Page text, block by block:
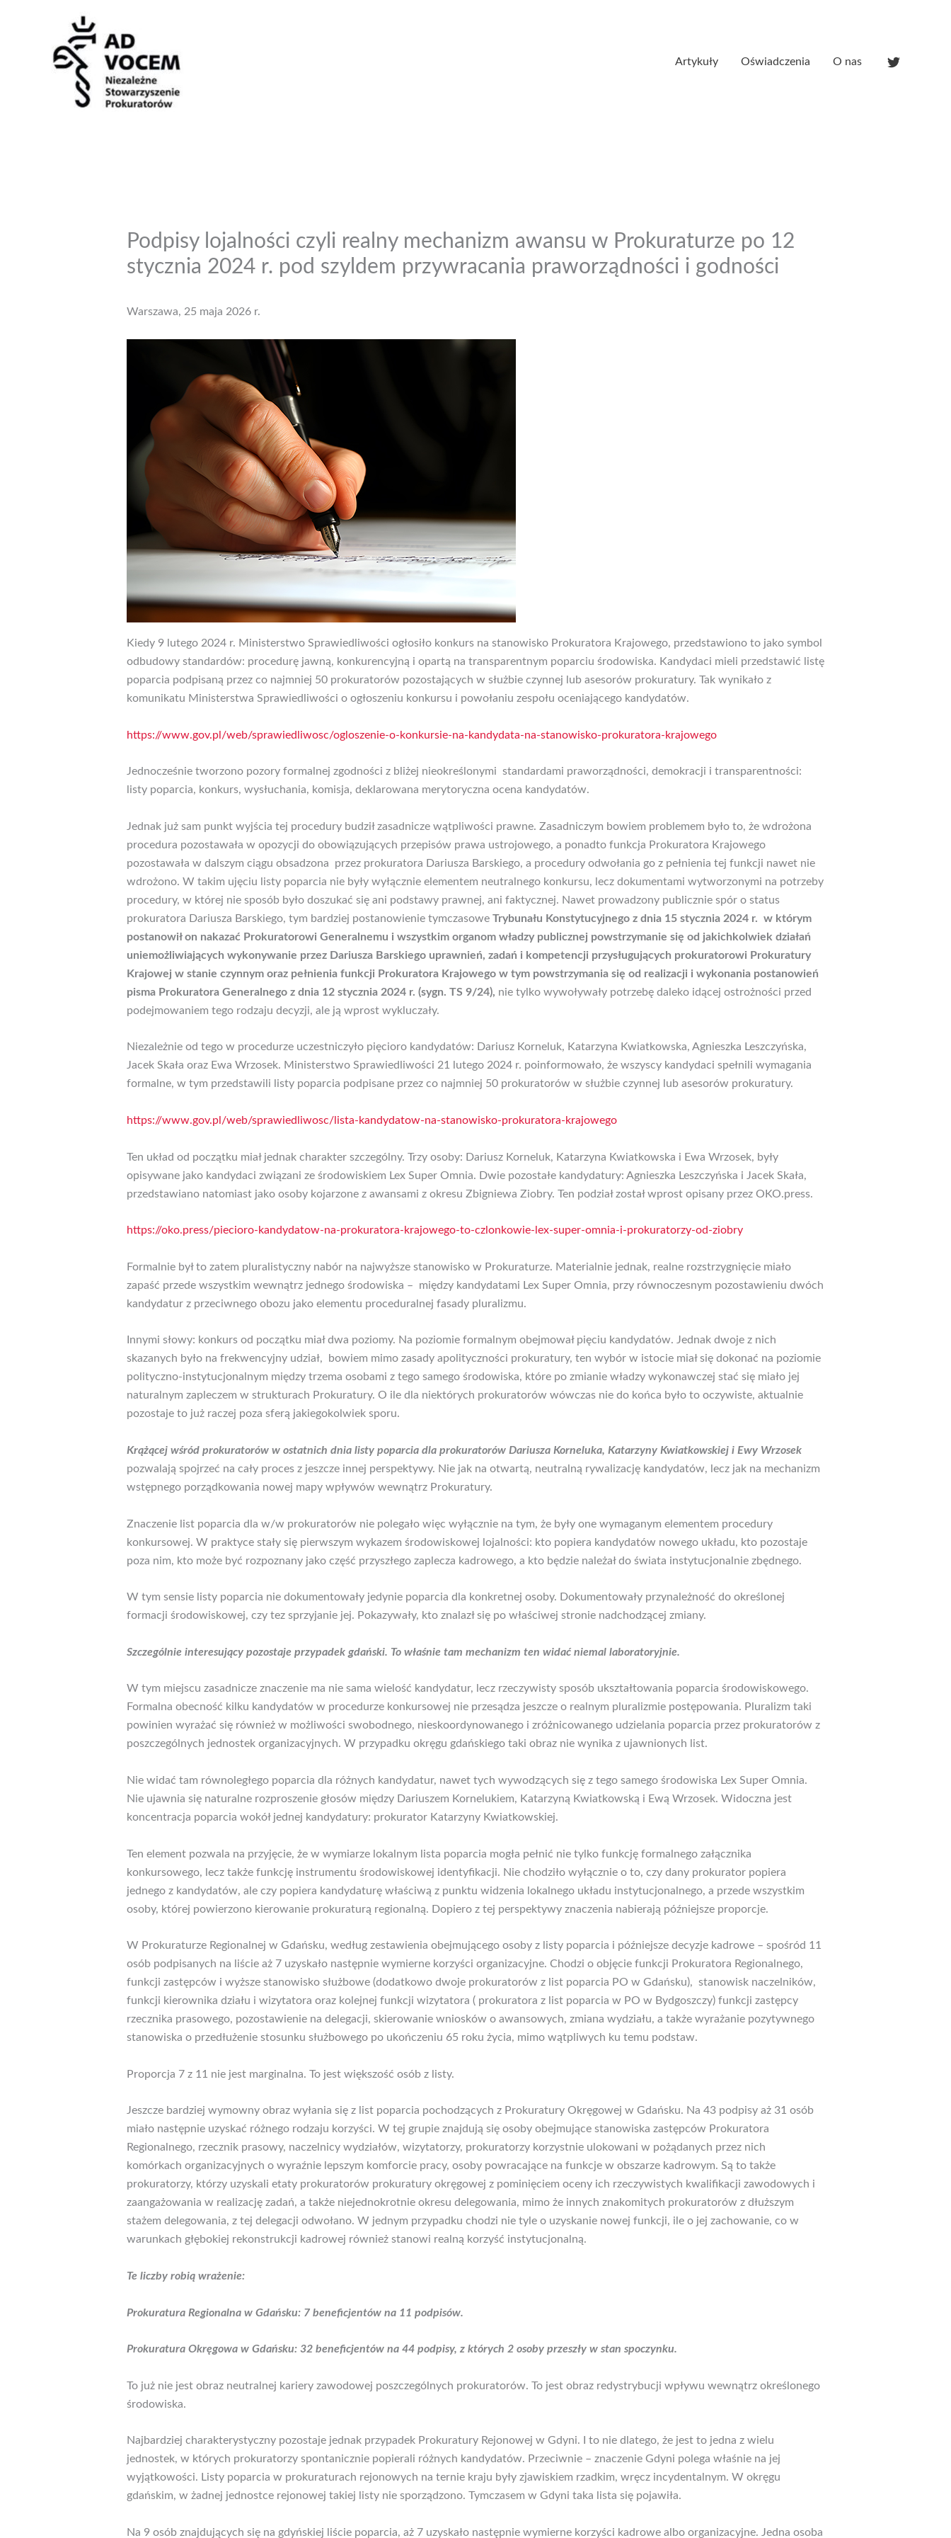
Artykuły
Oświadczenia O nas
Podpisy lojalności czyli realny mechanizm awansu w Prokuraturze po 12
stycznia 2024 r. pod szyldem przywracania praworządności i godności
Warszawa, 25 maja 2026 r.
Kiedy 9 lutego 2024 r. Ministerstwo Sprawiedliwości ogłosiło konkurs na stanowisko Prokuratora Krajowego, przedstawiono to jako symbol
odbudowy standardów: procedurę jawną, konkurencyjną i opartą na transparentnym poparciu środowiska. Kandydaci mieli przedstawić listę
poparcia podpisaną przez co najmniej 50 prokuratorów pozostających w służbie czynnej lub asesorów prokuratury. Tak wynikało z
komunikatu Ministerstwa Sprawiedliwości o ogłoszeniu konkursu i powołaniu zespołu oceniającego kandydatów.
https://www.gov.pl/web/sprawiedliwosc/ogloszenie-o-konkursie-na-kandydata-na-stanowisko-prokuratora-krajowego
Jednocześnie tworzono pozory formalnej zgodności z bliżej nieokreślonymi standardami praworządności, demokracji i transparentności:
listy poparcia, konkurs, wysłuchania, komisja, deklarowana merytoryczna ocena kandydatów.
Jednak już sam punkt wyjścia tej procedury budził zasadnicze wątpliwości prawne. Zasadniczym bowiem problemem było to, że wdrożona
procedura pozostawała w opozycji do obowiązujących przepisów prawa ustrojowego, a ponadto funkcja Prokuratora Krajowego
pozostawała w dalszym ciągu obsadzona przez prokuratora Dariusza Barskiego, a procedury odwołania go z pełnienia tej funkcji nawet nie
wdrożono. W takim ujęciu listy poparcia nie były wyłącznie elementem neutralnego konkursu, lecz dokumentami wytworzonymi na potrzeby
procedury, w której nie sposób było doszukać się ani podstawy prawnej, ani faktycznej. Nawet prowadzony publicznie spór o status
prokuratora Dariusza Barskiego, tym bardziej postanowienie tymczasowe Trybunału Konstytucyjnego z dnia 15 stycznia 2024 r. w którym
postanowił on nakazać Prokuratorowi Generalnemu i wszystkim organom władzy publicznej powstrzymanie się od jakichkolwiek działań
uniemożliwiających wykonywanie przez Dariusza Barskiego uprawnień, zadań i kompetencji przysługujących prokuratorowi Prokuratury
Krajowej w stanie czynnym oraz pełnienia funkcji Prokuratora Krajowego w tym powstrzymania się od realizacji i wykonania postanowień
pisma Prokuratora Generalnego z dnia 12 stycznia 2024 r. (sygn. TS 9/24), nie tylko wywoływały potrzebę daleko idącej ostrożności przed
podejmowaniem tego rodzaju decyzji, ale ją wprost wykluczały.
Niezależnie od tego w procedurze uczestniczyło pięcioro kandydatów: Dariusz Korneluk, Katarzyna Kwiatkowska, Agnieszka Leszczyńska,
Jacek Skała oraz Ewa Wrzosek. Ministerstwo Sprawiedliwości 21 lutego 2024 r. poinformowało, że wszyscy kandydaci spełnili wymagania
formalne, w tym przedstawili listy poparcia podpisane przez co najmniej 50 prokuratorów w służbie czynnej lub asesorów prokuratury.
https://www.gov.pl/web/sprawiedliwosc/lista-kandydatow-na-stanowisko-prokuratora-krajowego
Ten układ od początku miał jednak charakter szczególny. Trzy osoby: Dariusz Korneluk, Katarzyna Kwiatkowska i Ewa Wrzosek, były
opisywane jako kandydaci związani ze środowiskiem Lex Super Omnia. Dwie pozostałe kandydatury: Agnieszka Leszczyńska i Jacek Skała,
przedstawiano natomiast jako osoby kojarzone z awansami z okresu Zbigniewa Ziobry. Ten podział został wprost opisany przez OKO.press.
https://oko.press/piecioro-kandydatow-na-prokuratora-krajowego-to-czlonkowie-lex-super-omnia-i-prokuratorzy-od-ziobry
Formalnie był to zatem pluralistyczny nabór na najwyższe stanowisko w Prokuraturze. Materialnie jednak, realne rozstrzygnięcie miało
zapaść przede wszystkim wewnątrz jednego środowiska – między kandydatami Lex Super Omnia, przy równoczesnym pozostawieniu dwóch
kandydatur z przeciwnego obozu jako elementu proceduralnej fasady pluralizmu.
Innymi słowy: konkurs od początku miał dwa poziomy. Na poziomie formalnym obejmował pięciu kandydatów. Jednak dwoje z nich
skazanych było na frekwencyjny udział, bowiem mimo zasady apolityczności prokuratury, ten wybór w istocie miał się dokonać na poziomie
polityczno-instytucjonalnym między trzema osobami z tego samego środowiska, które po zmianie władzy wykonawczej stać się miało jej
naturalnym zapleczem w strukturach Prokuratury. O ile dla niektórych prokuratorów wówczas nie do końca było to oczywiste, aktualnie
pozostaje to już raczej poza sferą jakiegokolwiek sporu.
Krążącej wśród prokuratorów w ostatnich dnia listy poparcia dla prokuratorów Dariusza Korneluka, Katarzyny Kwiatkowskiej i Ewy Wrzosek
pozwalają spojrzeć na cały proces z jeszcze innej perspektywy. Nie jak na otwartą, neutralną rywalizację kandydatów, lecz jak na mechanizm
wstępnego porządkowania nowej mapy wpływów wewnątrz Prokuratury.
Znaczenie list poparcia dla w/w prokuratorów nie polegało więc wyłącznie na tym, że były one wymaganym elementem procedury
konkursowej. W praktyce stały się pierwszym wykazem środowiskowej lojalności: kto popiera kandydatów nowego układu, kto pozostaje
poza nim, kto może być rozpoznany jako część przyszłego zaplecza kadrowego, a kto będzie należał do świata instytucjonalnie zbędnego.
W tym sensie listy poparcia nie dokumentowały jedynie poparcia dla konkretnej osoby. Dokumentowały przynależność do określonej
formacji środowiskowej, czy tez sprzyjanie jej. Pokazywały, kto znalazł się po właściwej stronie nadchodzącej zmiany.
Szczególnie interesujący pozostaje przypadek gdański. To właśnie tam mechanizm ten widać niemal laboratoryjnie.
W tym miejscu zasadnicze znaczenie ma nie sama wielość kandydatur, lecz rzeczywisty sposób ukształtowania poparcia środowiskowego.
Formalna obecność kilku kandydatów w procedurze konkursowej nie przesądza jeszcze o realnym pluralizmie postępowania. Pluralizm taki
powinien wyrażać się również w możliwości swobodnego, nieskoordynowanego i zróżnicowanego udzielania poparcia przez prokuratorów z
poszczególnych jednostek organizacyjnych. W przypadku okręgu gdańskiego taki obraz nie wynika z ujawnionych list.
Nie widać tam równoległego poparcia dla różnych kandydatur, nawet tych wywodzących się z tego samego środowiska Lex Super Omnia.
Nie ujawnia się naturalne rozproszenie głosów między Dariuszem Kornelukiem, Katarzyną Kwiatkowską i Ewą Wrzosek. Widoczna jest
koncentracja poparcia wokół jednej kandydatury: prokurator Katarzyny Kwiatkowskiej.
Ten element pozwala na przyjęcie, że w wymiarze lokalnym lista poparcia mogła pełnić nie tylko funkcję formalnego załącznika
konkursowego, lecz także funkcję instrumentu środowiskowej identyfikacji. Nie chodziło wyłącznie o to, czy dany prokurator popiera
jednego z kandydatów, ale czy popiera kandydaturę właściwą z punktu widzenia lokalnego układu instytucjonalnego, a przede wszystkim
osoby, której powierzono kierowanie prokuraturą regionalną. Dopiero z tej perspektywy znaczenia nabierają późniejsze proporcje.
W Prokuraturze Regionalnej w Gdańsku, według zestawienia obejmującego osoby z listy poparcia i późniejsze decyzje kadrowe – spośród 11
osób podpisanych na liście aż 7 uzyskało następnie wymierne korzyści organizacyjne. Chodzi o objęcie funkcji Prokuratora Regionalnego,
funkcji zastępców i wyższe stanowisko służbowe (dodatkowo dwoje prokuratorów z list poparcia PO w Gdańsku), stanowisk naczelników,
funkcji kierownika działu i wizytatora oraz kolejnej funkcji wizytatora ( prokuratora z list poparcia w PO w Bydgoszczy) funkcji zastępcy
rzecznika prasowego, pozostawienie na delegacji, skierowanie wniosków o awansowych, zmiana wydziału, a także wyrażanie pozytywnego
stanowiska o przedłużenie stosunku służbowego po ukończeniu 65 roku życia, mimo wątpliwych ku temu podstaw.
Proporcja 7 z 11 nie jest marginalna. To jest większość osób z listy.
Jeszcze bardziej wymowny obraz wyłania się z list poparcia pochodzących z Prokuratury Okręgowej w Gdańsku. Na 43 podpisy aż 31 osób
miało następnie uzyskać różnego rodzaju korzyści. W tej grupie znajdują się osoby obejmujące stanowiska zastępców Prokuratora
Regionalnego, rzecznik prasowy, naczelnicy wydziałów, wizytatorzy, prokuratorzy korzystnie ulokowani w pożądanych przez nich
komórkach organizacyjnych o wyraźnie lepszym komforcie pracy, osoby powracające na funkcje w obszarze kadrowym. Są to także
prokuratorzy, którzy uzyskali etaty prokuratorów prokuratury okręgowej z pominięciem oceny ich rzeczywistych kwalifikacji zawodowych i
zaangażowania w realizację zadań, a także niejednokrotnie okresu delegowania, mimo że innych znakomitych prokuratorów z dłuższym
stażem delegowania, z tej delegacji odwołano. W jednym przypadku chodzi nie tyle o uzyskanie nowej funkcji, ile o jej zachowanie, co w
warunkach głębokiej rekonstrukcji kadrowej również stanowi realną korzyść instytucjonalną.
Te liczby robią wrażenie:
Prokuratura Regionalna w Gdańsku: 7 beneficjentów na 11 podpisów.
Prokuratura Okręgowa w Gdańsku: 32 beneficjentów na 44 podpisy, z których 2 osoby przeszły w stan spoczynku.
To już nie jest obraz neutralnej kariery zawodowej poszczególnych prokuratorów. To jest obraz redystrybucji wpływu wewnątrz określonego
środowiska.
Najbardziej charakterystyczny pozostaje jednak przypadek Prokuratury Rejonowej w Gdyni. I to nie dlatego, że jest to jedna z wielu
jednostek, w których prokuratorzy spontanicznie popierali różnych kandydatów. Przeciwnie – znaczenie Gdyni polega właśnie na jej
wyjątkowości. Listy poparcia w prokuraturach rejonowych na ternie kraju były zjawiskiem rzadkim, wręcz incydentalnym. W okręgu
gdańskim, w żadnej jednostce rejonowej takiej listy nie sporządzono. Tymczasem w Gdyni taka lista się pojawiła.
Na 9 osób znajdujących się na gdyńskiej liście poparcia, aż 7 uzyskało następnie wymierne korzyści kadrowe albo organizacyjne. Jedna osoba